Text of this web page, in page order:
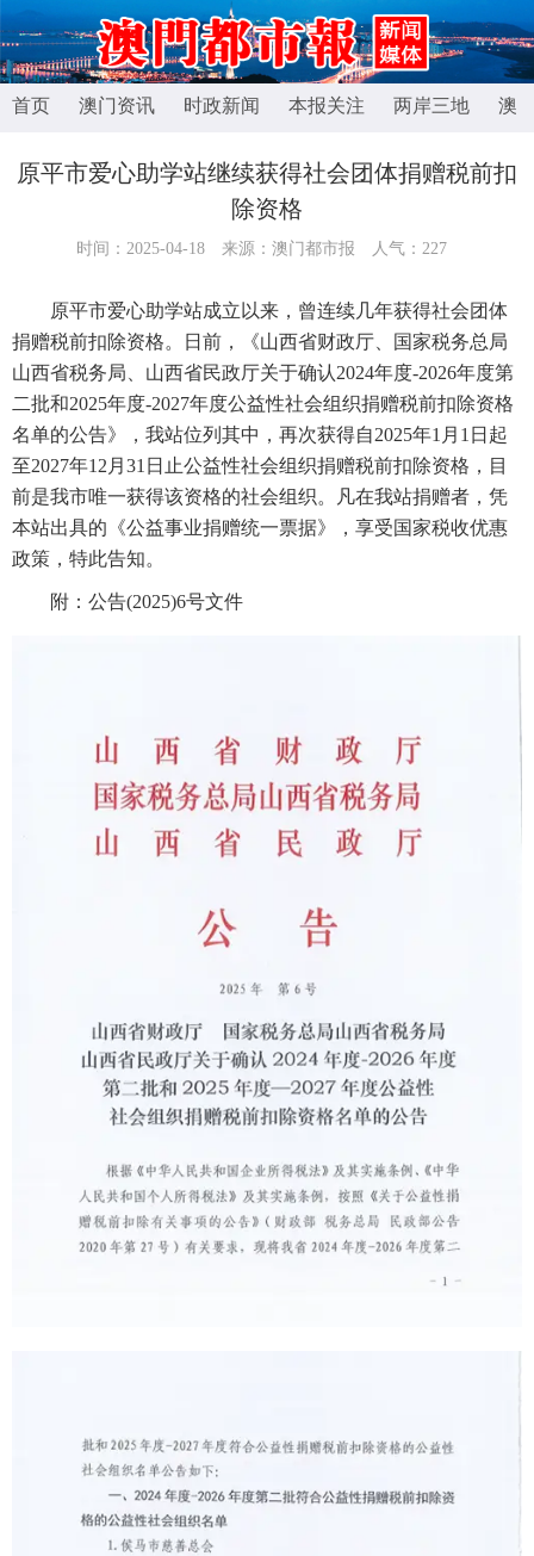
首页 澳门资讯 时政新闻 本报关注 两岸三地 澳
原平市爱心助学站继续获得社会团体捐赠税前扣
除资格
时间：2025-04-18 来源：澳门都市报 人气： 227
原平市爱心助学站成立以来，曾连续几年获得社会团体
捐赠税前扣除资格。日前，《山西省财政厅、国家税务总局
山西省税务局、山西省民政厅关于确认2024年度-2026年度第
二批和2025年度-2027年度公益性社会组织捐赠税前扣除资格
名单的公告》，我站位列其中，再次获得自2025年1月1日起
至2027年12月31日止公益性社会组织捐赠税前扣除资格，目
前是我市唯一获得该资格的社会组织。凡在我站捐赠者，凭
本站出具的《公益事业捐赠统一票据》，享受国家税收优惠
政策，特此告知。
附：公告(2025)6号文件